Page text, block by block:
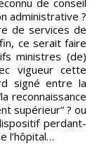
de conseil
administrative ?
de services de
ce serait faire
ministres (de)
vigueur cette
signé entre la
reconnaissance
supérieur” ? ou
perdant-
l’hôpital…